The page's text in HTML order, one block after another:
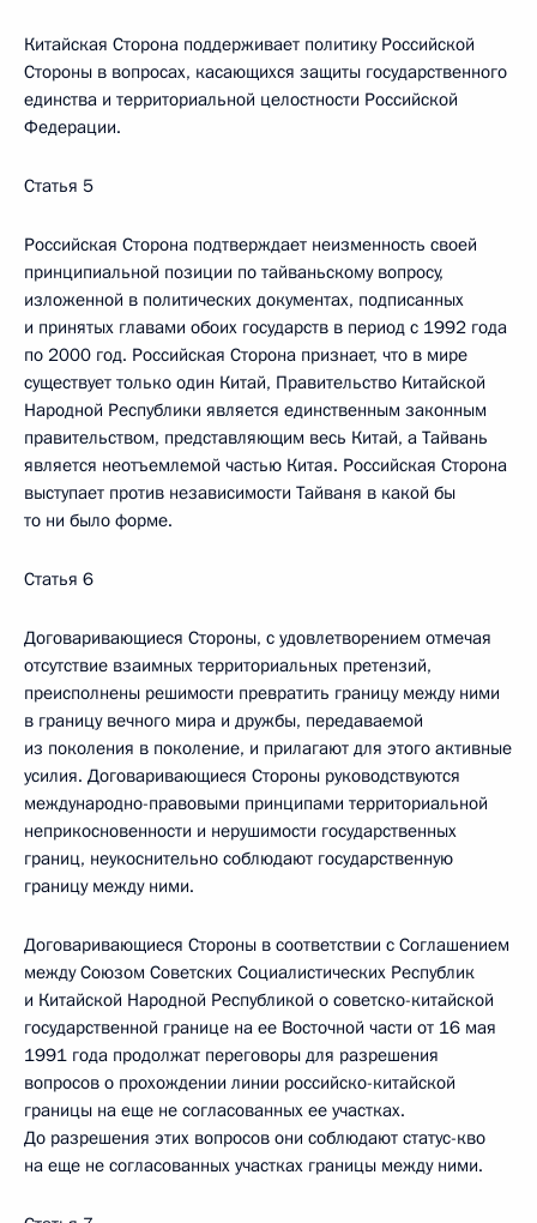
Китайская Сторона поддерживает политику Российской
Стороны в вопросах, касающихся защиты государственного
единства и территориальной целостности Российской
Федерации.
Статья 5
Российская Сторона подтверждает неизменность своей
принципиальной позиции по тайваньскому вопросу,
изложенной в политических документах, подписанных
и принятых главами обоих государств в период с 1992 года
по 2000 год. Российская Сторона признает, что в мире
существует только один Китай, Правительство Китайской
Народной Республики является единственным законным
правительством, представляющим весь Китай, а Тайвань
является неотъемлемой частью Китая. Российская Сторона
выступает против независимости Тайваня в какой бы
то ни было форме.
Статья 6
Договаривающиеся Стороны, с удовлетворением отмечая
отсутствие взаимных территориальных претензий,
преисполнены решимости превратить границу между ними
в границу вечного мира и дружбы, передаваемой
из поколения в поколение, и прилагают для этого активные
усилия. Договаривающиеся Стороны руководствуются
международно-правовыми принципами территориальной
неприкосновенности и нерушимости государственных
границ, неукоснительно соблюдают государственную
границу между ними.
Договаривающиеся Стороны в соответствии с Соглашением
между Союзом Советских Социалистических Республик
и Китайской Народной Республикой о советско-китайской
государственной границе на ее Восточной части от 16 мая
1991 года продолжат переговоры для разрешения
вопросов о прохождении линии российско-китайской
границы на еще не согласованных ее участках.
До разрешения этих вопросов они соблюдают статус-кво
на еще не согласованных участках границы между ними.